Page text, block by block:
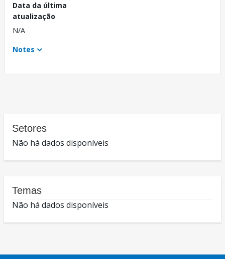
Data da última
atualização
N/A
Notes
Setores
Não há dados disponíveis
Temas
Não há dados disponíveis